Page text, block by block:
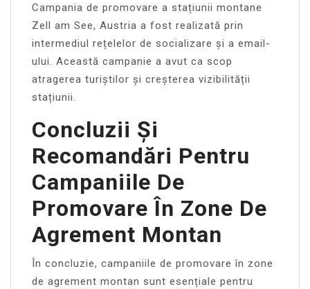
Campania de promovare a stațiunii montane
Zell am See, Austria a fost realizată prin
intermediul rețelelor de socializare și a email-
ului. Această campanie a avut ca scop
atragerea turiștilor și creșterea vizibilității
stațiunii.
Concluzii Și
Recomandări Pentru
Campaniile De
Promovare În Zone De
Agrement Montan
În concluzie, campaniile de promovare în zone
de agrement montan sunt esențiale pentru